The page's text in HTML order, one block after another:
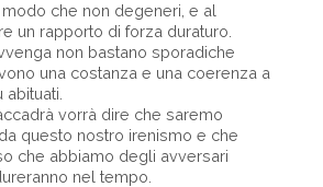
che non degeneri, e al
un rapporto di forza duraturo.
non bastano sporadiche
una costanza e una coerenza a
vorrà dire che saremo
questo nostro irenismo e che
che abbiamo degli avversari
nel tempo.